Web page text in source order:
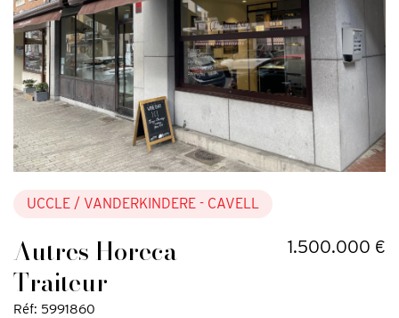
UCCLE / VANDERKINDERE - CAVELL
Autres Horeca +
Traiteur
1.500.000 €
Réf: 5991860